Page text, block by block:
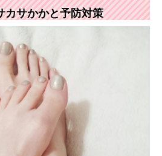
カサかかと予防対策